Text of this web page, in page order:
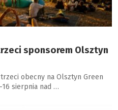
sponsorem Olsztyn
obecny na Olsztyn Green
sierpnia nad …